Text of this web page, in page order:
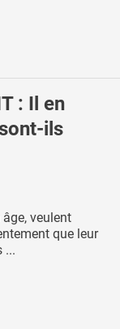
: Il en
ils
veulent
que leur
...